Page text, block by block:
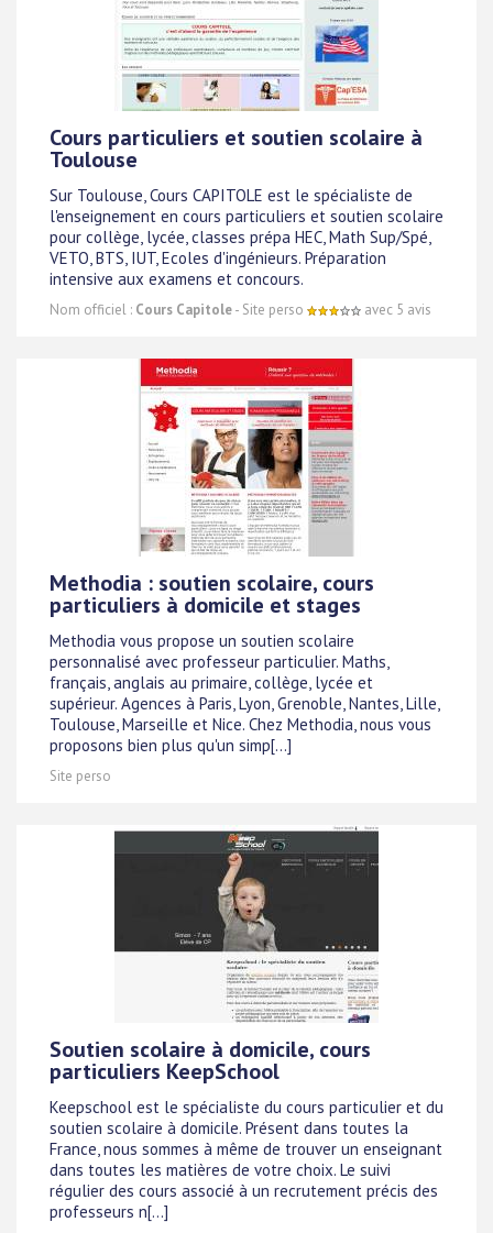
Cours particuliers et soutien scolaire à
Toulouse
Sur Toulouse, Cours CAPITOLE est le spécialiste de
l'enseignement en cours particuliers et soutien scolaire
pour collège, lycée, classes prépa HEC, Math Sup/Spé,
VETO, BTS, IUT, Ecoles d'ingénieurs. Préparation
intensive aux examens et concours.
Nom officiel : Cours Capitole- Site perso avec 5 avis
Methodia : soutien scolaire, cours
particuliers à domicile et stages
Methodia vous propose un soutien scolaire
personnalisé avec professeur particulier. Maths,
français, anglais au primaire, collège, lycée et
supérieur. Agences à Paris, Lyon, Grenoble, Nantes, Lille,
Toulouse, Marseille et Nice. Chez Methodia, nous vous
proposons bien plus qu'un simp[...]
Site perso
Soutien scolaire à domicile, cours
particuliers KeepSchool
Keepschool est le spécialiste du cours particulier et du
soutien scolaire à domicile. Présent dans toutes la
France, nous sommes à même de trouver un enseignant
dans toutes les matières de votre choix. Le suivi
régulier des cours associé à un recrutement précis des
professeurs n[...]